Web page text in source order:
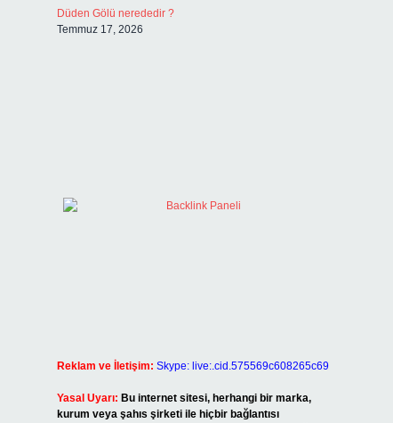
Düden Gölü nerededir ?
Temmuz 17, 2026
Reklam ve İletişim: Skype: live:.cid.575569c608265c69
Yasal Uyarı: Bu internet sitesi, herhangi bir marka,
kurum veya şahıs şirketi ile hiçbir bağlantısı